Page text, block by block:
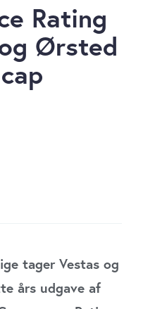
Rating
Ørsted
tager Vestas og
års udgave af